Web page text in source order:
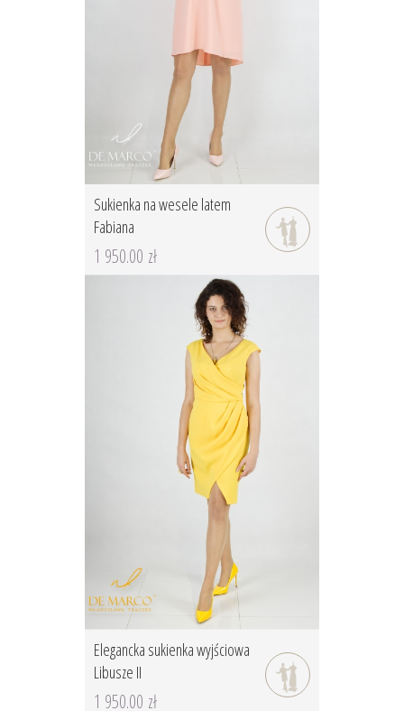
Sukienka na wesele latem
Fabiana
1 950.00 zł
Elegancka sukienka wyjściowa
Libusze II
1 950.00 zł